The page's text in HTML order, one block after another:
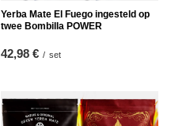
Yerba Mate El Fuego ingesteld op
twee Bombilla POWER
42,98 € / set